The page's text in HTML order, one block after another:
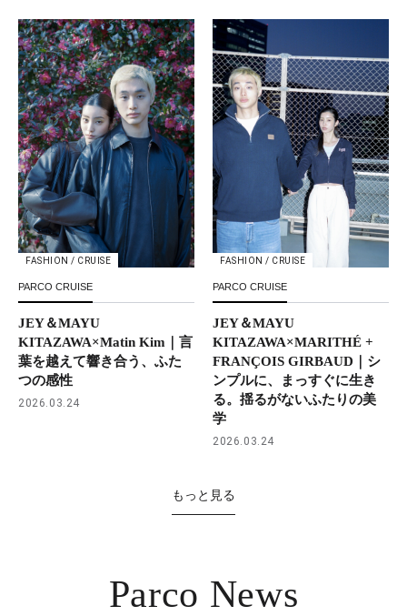
FASHION / CRUISE
PARCO CRUISE
JEY＆MAYU
KITAZAWA×Matin Kim｜言
葉を越えて響き合う、ふた
つの感性
2026.03.24
FASHION / CRUISE
PARCO CRUISE
JEY＆MAYU
KITAZAWA×MARITHÉ +
FRANÇOIS GIRBAUD｜シ
ンプルに、まっすぐに生き
る。揺るがないふたりの美
学
2026.03.24
もっと見る
Parco News